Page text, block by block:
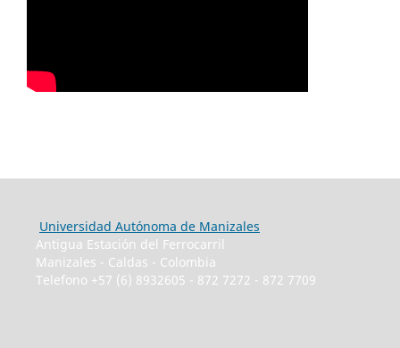
Universidad Autónoma de Manizales
Antigua Estación del Ferrocarril
Manizales - Caldas - Colombia
Telefono +57 (6) 8932605 - 872 7272 - 872 7709